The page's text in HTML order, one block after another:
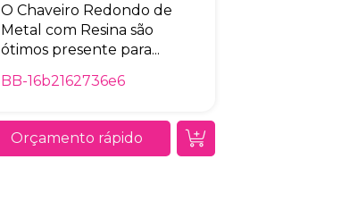
O Chaveiro Redondo de
Metal com Resina são
ótimos presente para...
BB-16b2162736e6
Orçamento rápido